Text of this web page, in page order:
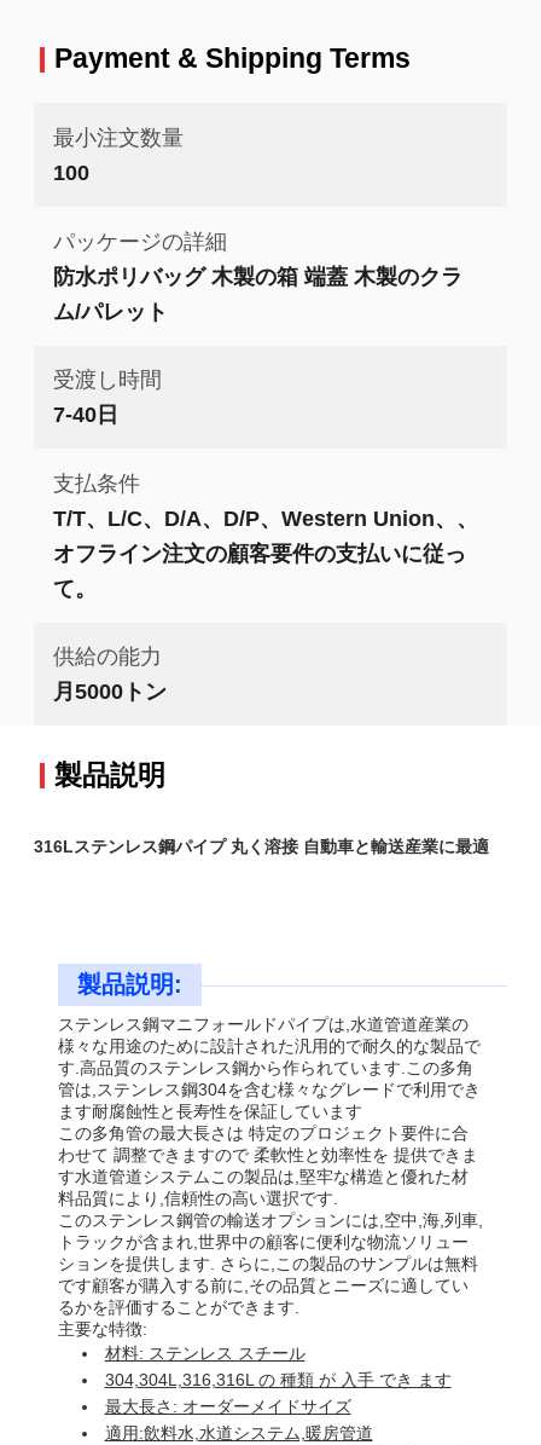
Payment & Shipping Terms
最小注文数量
100
パッケージの詳細
防水ポリバッグ 木製の箱 端蓋 木製のクラ
ム/パレット
受渡し時間
7-40日
支払条件
T/T、L/C、D/A、D/P、Western Union、、
オフライン注文の顧客要件の支払いに従っ
て。
供給の能力
月5000トン
製品説明
316Lステンレス鋼パイプ 丸く溶接 自動車と輸送産業に最適
製品説明:
ステンレス鋼マニフォールドパイプは,水道管道産業の
様々な用途のために設計された汎用的で耐久的な製品で
す.高品質のステンレス鋼から作られています.この多角
管は,ステンレス鋼304を含む様々なグレードで利用でき
ます耐腐蝕性と長寿性を保証しています
この多角管の最大長さは 特定のプロジェクト要件に合
わせて 調整できますので 柔軟性と効率性を 提供できま
す水道管道システムこの製品は,堅牢な構造と優れた材
料品質により,信頼性の高い選択です.
このステンレス鋼管の輸送オプションには,空中,海,列車,
トラックが含まれ,世界中の顧客に便利な物流ソリュー
ションを提供します. さらに,この製品のサンプルは無料
です顧客が購入する前に,その品質とニーズに適してい
るかを評価することができます.
主要な特徴:
材料: ステンレス スチール
304,304L,316,316L の 種類 が 入手 でき ます
最大長さ: オーダーメイドサイズ
適用:飲料水,水道システム,暖房管道